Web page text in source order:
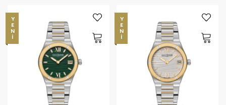
YENI YENI